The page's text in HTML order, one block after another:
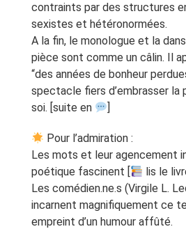
contraints par des structures
sexistes et hétéronormées.
A la fin, le monologue et la
pièce sont comme un câlin. Il
“des années de bonheur
spectacle fiers d’embrasser la
soi. [suite en
]
Pour l’admiration :
Les mots et leur agencement
poétique fascinent [
lis le
Les comédien.ne.s (Virgile L.
incarnent magnifiquement ce
empreint d’un humour affûté.